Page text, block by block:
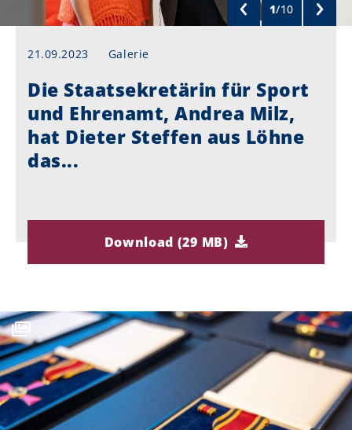
1/10
21.09.2023 Galerie
Die Staatsekretärin für Sport
und Ehrenamt, Andrea Milz,
hat Dieter Steffen aus Löhne
das...
Download (29 MB)